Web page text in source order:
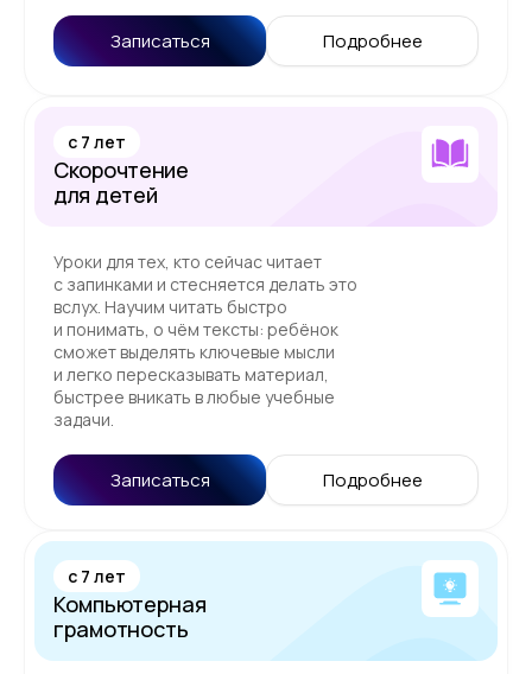
Записаться Подробнее
c 7 лет
Скорочтение
для детей
Уроки для тех, кто сейчас читает
с запинками и стесняется делать это
вслух. Научим читать быстро
и понимать, о чём тексты: ребёнок
сможет выделять ключевые мысли
и легко пересказывать материал,
быстрее вникать в любые учебные
задачи.
Записаться Подробнее
c 7 лет
Компьютерная
грамотность